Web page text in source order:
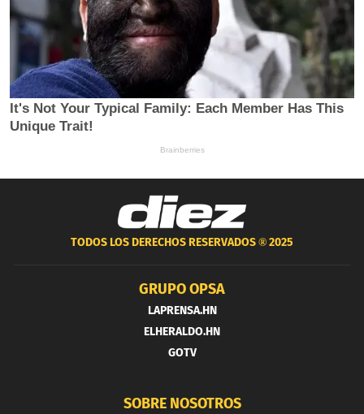
TODOS LOS DERECHOS RESERVADOS ®2025
GRUPO OPSA
LAPRENSA.HN
ELHERALDO.HN
GOTV
SOBRE NOSOTROS